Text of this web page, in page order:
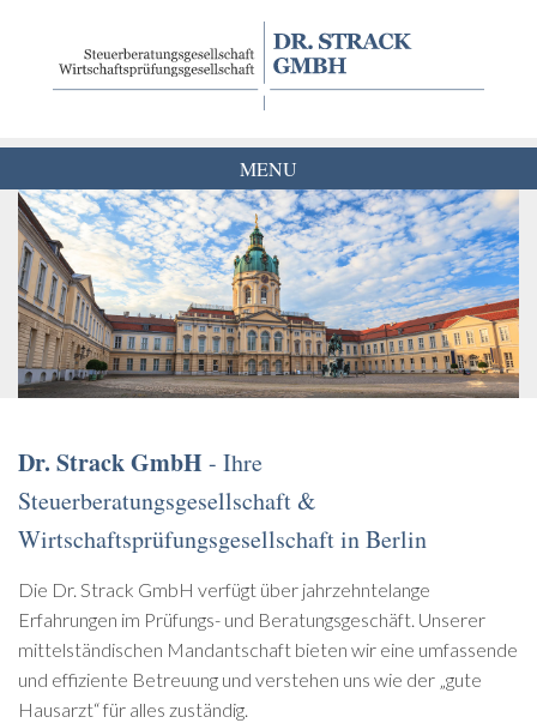
content
MENU
Dr. Strack GmbH - Ihre
Steuerberatungsgesellschaft &
Wirtschaftsprüfungsgesellschaft in Berlin
Die Dr. Strack GmbH verfügt über jahrzehntelange
Erfahrungen im Prüfungs- und Beratungsgeschäft. Unserer
mittelständischen Mandantschaft bieten wir eine umfassende
und effiziente Betreuung und verstehen uns wie der „gute
Hausarzt“ für alles zuständig.